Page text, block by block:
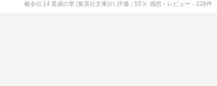
楊令伝 14 星歳の章 (集英社文庫)の 評価 55 ％ 感想・レビュー 228件